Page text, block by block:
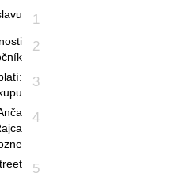
1
2
3
4
5